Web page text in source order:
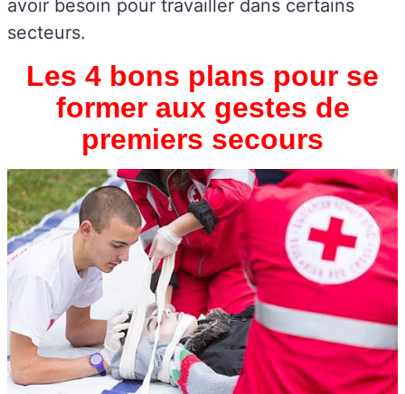
avoir besoin pour travailler dans certains
secteurs.
Les 4 bons plans pour se
former aux gestes de
premiers secours